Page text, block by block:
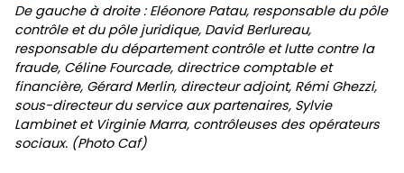
De gauche à droite : Eléonore Patau, responsable du pôle
contrôle et du pôle juridique, David Berlureau,
responsable du département contrôle et lutte contre la
fraude, Céline Fourcade, directrice comptable et
financière, Gérard Merlin, directeur adjoint, Rémi Ghezzi,
sous-directeur du service aux partenaires, Sylvie
Lambinet et Virginie Marra, contrôleuses des opérateurs
sociaux. (Photo Caf)